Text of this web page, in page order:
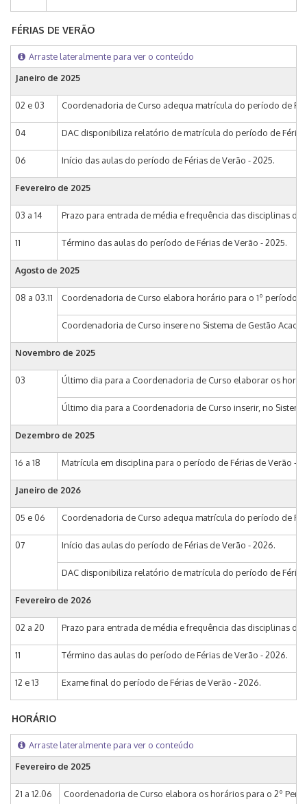
FÉRIAS DE VERÃO
Arraste lateralmente para ver o conteúdo
Janeiro de 2025
02 e 03 Coordenadoria de Curso adequa matrícula do período de
04 DAC disponibiliza relatório de matrícula do período de
06 Início das aulas do período de Férias de Verão - 2025.
Fevereiro de 2025
03 a 14 Prazo para entrada de média e frequência das disciplinas do
11 Término das aulas do período de Férias de Verão - 2025.
Agosto de 2025
08 a 03.11 Coordenadoria de Curso elabora horário para o 1º período
Coordenadoria de Curso insere no Sistema de Gestão
Novembro de 2025
03 Último dia para a Coordenadoria de Curso elaborar os
Último dia para a Coordenadoria de Curso inserir, no
Dezembro de 2025
16 a 18 Matrícula em disciplina para o período de Férias de Verão -
Janeiro de 2026
05 e 06 Coordenadoria de Curso adequa matrícula do período de
07 Início das aulas do período de Férias de Verão - 2026.
DAC disponibiliza relatório de matrícula do período de
Fevereiro de 2026
02 a 20 Prazo para entrada de média e frequência das disciplinas
11 Término das aulas do período de Férias de Verão - 2026.
12 e 13 Exame final do período de Férias de Verão - 2026.
HORÁRIO
Arraste lateralmente para ver o conteúdo
Fevereiro de 2025
21 a 12.06 Coordenadoria de Curso elabora os horários para o 2º